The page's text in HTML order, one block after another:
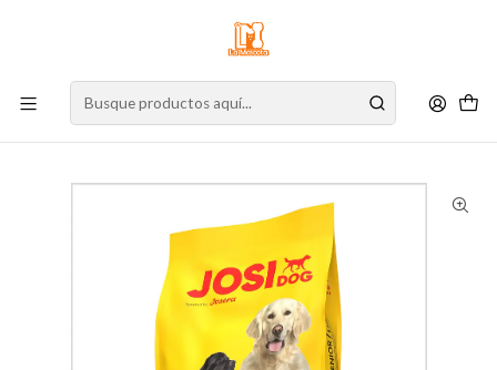
Nuestro stock online es independiente de la tienda física.
Compre por la web para garantizar sus productos y espere nuestra
Inicio Perro Alimento para Perros Alimento Seco
Perro Senior
Josera Josidog Senior Light - 15 Kg